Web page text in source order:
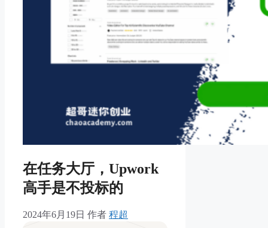
在任务大厅，Upwork
高手是不投标的
2024年6月19日 作者 程超